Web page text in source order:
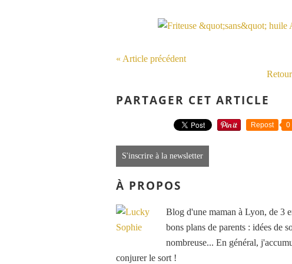
« Article précédent
PARTAGER CET ARTICLE
Repost 0
S'inscrire à la newsletter
À PROPOS
Blog d'une maman à Lyon, de 3
bons plans de parents : idées de
nombreuse... En général,
conjurer le sort !